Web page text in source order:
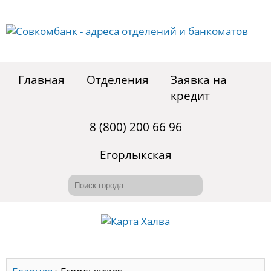
Главная Отделения
Заявка на
кредит
8 (800) 200 66 96
Егорлыкская